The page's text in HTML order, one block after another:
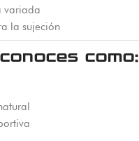
variada
la sujeción
como: